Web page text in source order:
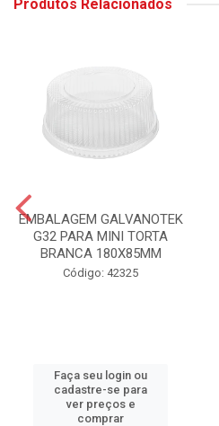
Produtos Relacionados
EMBALAGEM GALVANOTEK
G32 PARA MINI TORTA
BRANCA 180X85MM
Código: 42325
Faça seu login ou
cadastre-se para
ver preços e
comprar